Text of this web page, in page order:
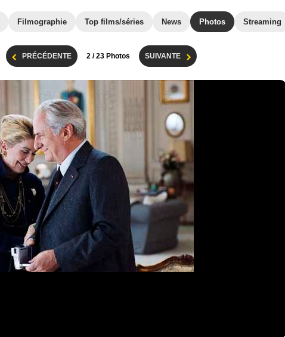
Filmographie Top films/séries News Photos Streaming
PRÉCÉDENTE 2 / 23 Photos SUIVANTE